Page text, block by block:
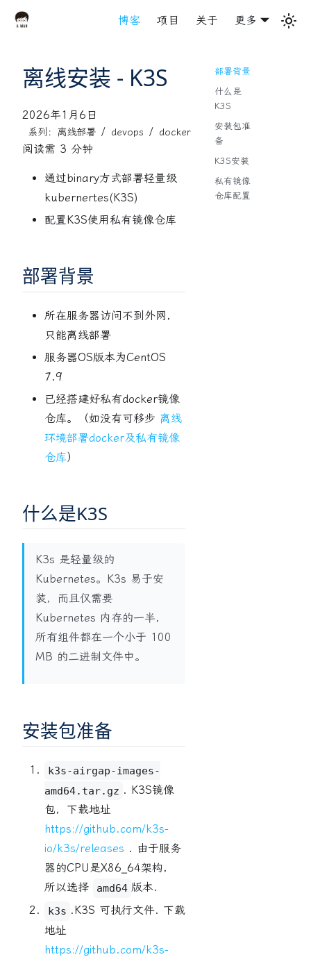
博客 项目 关于 更多
离线安装 - K3S
2026年1月6日
系列：离线部署 / devops / docker
阅读需 3 分钟
通过binary方式部署轻量级
kubernertes(K3S)
配置K3S使用私有镜像仓库
部署背景
所在服务器访问不到外网，
只能离线部署
服务器OS版本为CentOS
7.9
已经搭建好私有docker镜像
仓库。（如没有可移步 离线
环境部署docker及私有镜像
仓库）
什么是K3S
K3s 是轻量级的
Kubernetes。K3s 易于安
装，而且仅需要
Kubernetes 内存的一半，
所有组件都在一个小于 100
MB 的二进制文件中。
安装包准备
k3s-airgap-images-
amd64.tar.gz . K3S镜像
包，下载地址
https://github.com/k3s-
io/k3s/releases . 由于服务
器的CPU是X86_64架构，
所以选择
amd64 版本.
k3s .K3S 可执行文件. 下载
地址
https://github.com/k3s-
部署背景
什么是
K3S
安装包准
备
K3S安装
私有镜像
仓库配置